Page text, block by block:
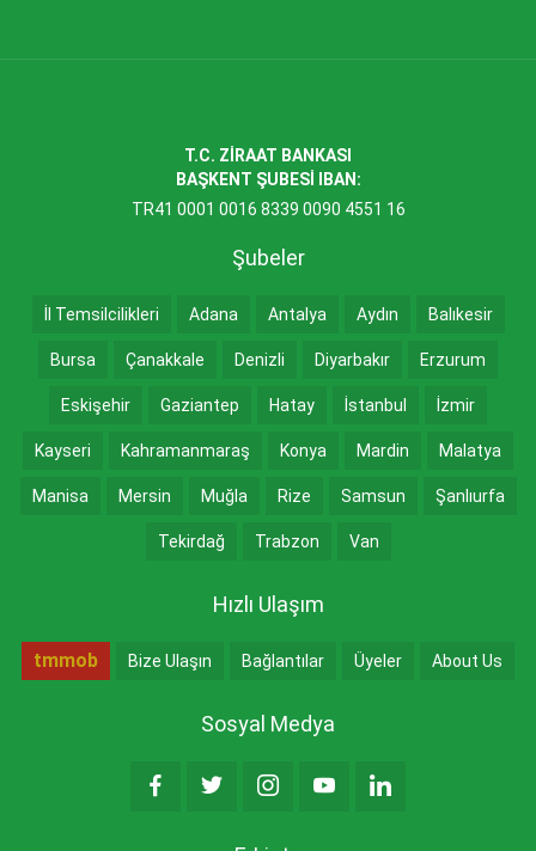
T.C. ZİRAAT BANKASI
BAŞKENT ŞUBESİ IBAN:
TR41 0001 0016 8339 0090 4551 16
Şubeler
İl Temsilcilikleri Adana Antalya Aydın Balıkesir
Bursa Çanakkale Denizli Diyarbakır Erzurum
Eskişehir Gaziantep Hatay İstanbul İzmir
Kayseri Kahramanmaraş Konya Mardin Malatya
Manisa Mersin Muğla Rize Samsun Şanlıurfa
Tekirdağ Trabzon Van
Hızlı Ulaşım
tmmob Bize Ulaşın Bağlantılar Üyeler About Us
Sosyal Medya